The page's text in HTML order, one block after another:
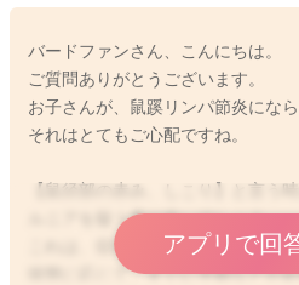
バードファンさん、こんにちは。
ご質問ありがとうございます。
お子さんが、鼠蹊リンパ節炎になら
それはとてもご心配ですね。
【鼠径部の赤み、しこり】と言う
ルニアを疑う事が多いでしょう。
これは、症例頻度が高い疾患です。
状態に応じて、すぐに手術などが
アプリで回